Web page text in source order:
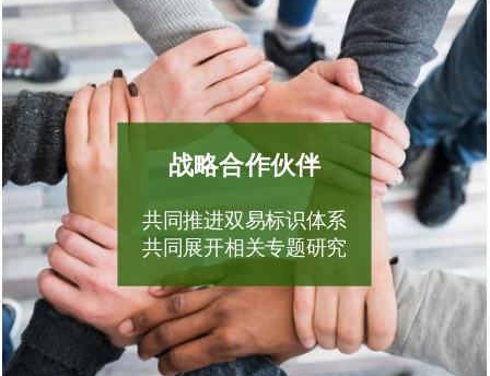
战略合作伙伴
共同推进双易标识体系
共同展开相关专题研究